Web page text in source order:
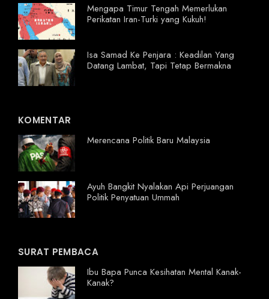
Mengapa Timur Tengah Memerlukan
Perikatan Iran-Turki yang Kukuh!
Isa Samad Ke Penjara : Keadilan Yang
Datang Lambat, Tapi Tetap Bermakna
KOMENTAR
Merencana Politik Baru Malaysia
Ayuh Bangkit Nyalakan Api Perjuangan
Politik Penyatuan Ummah
SURAT PEMBACA
Ibu Bapa Punca Kesihatan Mental Kanak-
Kanak?